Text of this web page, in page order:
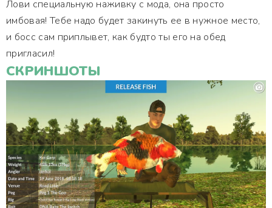
Лови специальную наживку с мода, она просто
имбовая! Тебе надо будет закинуть ее в нужное место,
и босс сам приплывет, как будто ты его на обед
пригласил!
СКРИНШОТЫ